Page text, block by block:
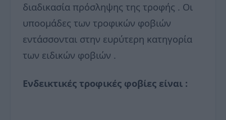
διαδικασία πρόσληψης της τροφής . Οι
υποομάδες των τροφικών φοβιών
εντάσσονται στην ευρύτερη κατηγορία
των ειδικών φοβιών .
Ενδεικτικές τροφικές φοβίες είναι :